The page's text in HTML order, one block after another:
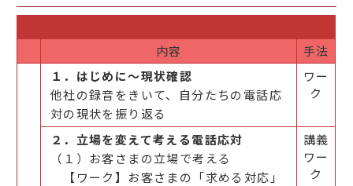
内容 手法
１．はじめに～現状確認
他社の録音をきいて、自分たちの電話応
対の現状を振り返る
ワー
ク
２．立場を変えて考える電話応対
（１）お客さまの立場で考える
【ワーク】お客さまの「求める対応」
講義
ワー
ク